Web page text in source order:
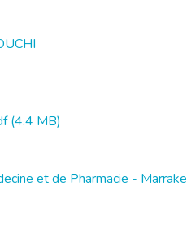
(4.4 MB)
et de Pharmacie -